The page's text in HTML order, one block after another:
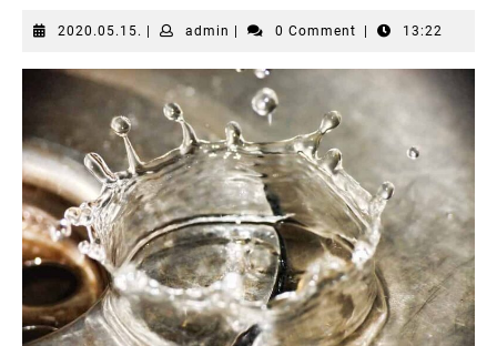
2020.05.15. 2020.05.15.
admin admin 0 Comment 13:22